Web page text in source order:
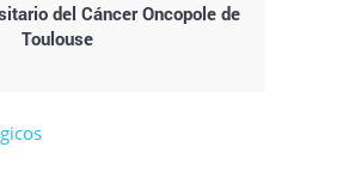
del Cáncer Oncopole de
Toulouse